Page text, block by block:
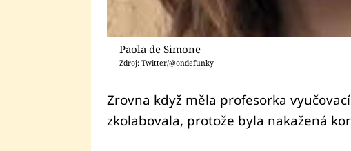
Paola de Simone
Zdroj: Twitter/@ondefunky
Zrovna když měla profesorka
zkolabovala, protože byla nakažená